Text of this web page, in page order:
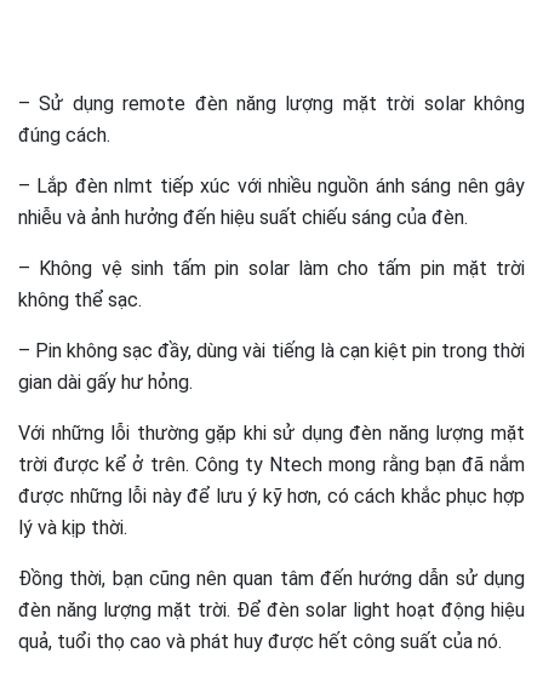
– Sử dụng remote đèn năng lượng mặt trời solar không
đúng cách.
– Lắp đèn nlmt tiếp xúc với nhiều nguồn ánh sáng nên gây
nhiễu và ảnh hưởng đến hiệu suất chiếu sáng của đèn.
– Không vệ sinh tấm pin solar làm cho tấm pin mặt trời
không thể sạc.
– Pin không sạc đầy, dùng vài tiếng là cạn kiệt pin trong thời
gian dài gấy hư hỏng.
Với những lỗi thường gặp khi sử dụng đèn năng lượng mặt
trời được kể ở trên. Công ty Ntech mong rằng bạn đã nắm
được những lỗi này để lưu ý kỹ hơn, có cách khắc phục hợp
lý và kịp thời.
Đồng thời, bạn cũng nên quan tâm đến hướng dẫn sử dụng
đèn năng lượng mặt trời. Để đèn solar light hoạt động hiệu
quả, tuổi thọ cao và phát huy được hết công suất của nó.